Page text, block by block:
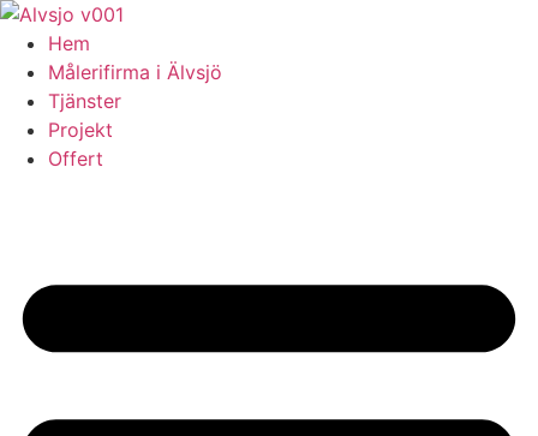
Skip
content
Hem
Målerifirma i Älvsjö
Tjänster
Projekt
Offert